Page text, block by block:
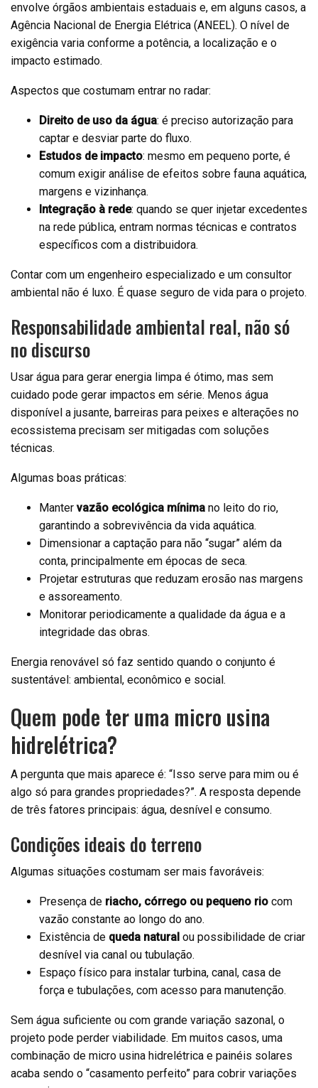
envolve órgãos ambientais estaduais e, em alguns casos, a
Agência Nacional de Energia Elétrica (ANEEL). O nível de
exigência varia conforme a potência, a localização e o
impacto estimado.
Aspectos que costumam entrar no radar:
Direito de uso da água: é preciso autorização para
captar e desviar parte do fluxo.
Estudos de impacto: mesmo em pequeno porte, é
comum exigir análise de efeitos sobre fauna aquática,
margens e vizinhança.
Integração à rede: quando se quer injetar excedentes
na rede pública, entram normas técnicas e contratos
específicos com a distribuidora.
Contar com um engenheiro especializado e um consultor
ambiental não é luxo. É quase seguro de vida para o projeto.
Responsabilidade ambiental real, não só
no discurso
Usar água para gerar energia limpa é ótimo, mas sem
cuidado pode gerar impactos em série. Menos água
disponível a jusante, barreiras para peixes e alterações no
ecossistema precisam ser mitigadas com soluções
técnicas.
Algumas boas práticas:
Manter vazão ecológica mínima no leito do rio,
garantindo a sobrevivência da vida aquática.
Dimensionar a captação para não “sugar” além da
conta, principalmente em épocas de seca.
Projetar estruturas que reduzam erosão nas margens
e assoreamento.
Monitorar periodicamente a qualidade da água e a
integridade das obras.
Energia renovável só faz sentido quando o conjunto é
sustentável: ambiental, econômico e social.
Quem pode ter uma micro usina
hidrelétrica?
A pergunta que mais aparece é: “Isso serve para mim ou é
algo só para grandes propriedades?”. A resposta depende
de três fatores principais: água, desnível e consumo.
Condições ideais do terreno
Algumas situações costumam ser mais favoráveis:
Presença de riacho, córrego ou pequeno rio com
vazão constante ao longo do ano.
Existência de queda natural ou possibilidade de criar
desnível via canal ou tubulação.
Espaço físico para instalar turbina, canal, casa de
força e tubulações, com acesso para manutenção.
Sem água suficiente ou com grande variação sazonal, o
projeto pode perder viabilidade. Em muitos casos, uma
combinação de micro usina hidrelétrica e painéis solares
acaba sendo o “casamento perfeito” para cobrir variações